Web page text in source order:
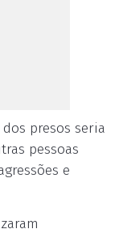
presos seria
pessoas
e